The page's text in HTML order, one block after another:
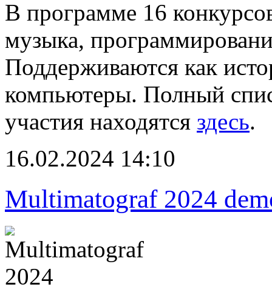
В программе 16
музыка,
Поддерживаются как
компьютеры. Полный
участия находятся здесь.
16.02.2024 14:10
Multimatograf 2024